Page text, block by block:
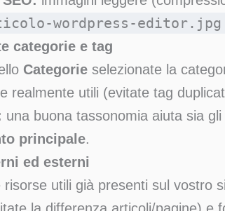
wordpress-editor.jpg
categorie e tag
Categorie selezionate la
realmente utili (evitate tag
una buona tassonomia aiuta sia
principale.
ed esterni
risorse utili già presenti sul vostro